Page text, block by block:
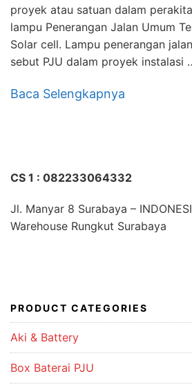
proyek atau satuan dalam
lampu Penerangan Jalan Umum
Solar cell. Lampu penerangan
sebut PJU dalam proyek instalasi
Baca Selengkapnya
CS 1 : 082233064332
Jl. Manyar 8 Surabaya –
Warehouse Rungkut Surabaya
PRODUCT CATEGORIES
Aki & Battery
Box Baterai PJU